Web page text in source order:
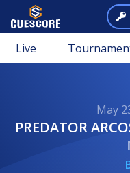
Live
May
PREDATOR